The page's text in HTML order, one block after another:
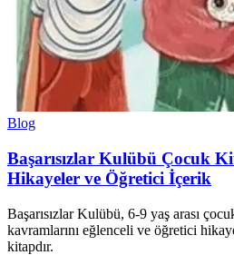
Blog
Başarısızlar Kulübü Çocuk
Hikayeler ve Öğretici İçerik
Başarısızlar Kulübü, 6-9 yaş arası
kavramlarını eğlenceli ve öğretici
kitapdır.